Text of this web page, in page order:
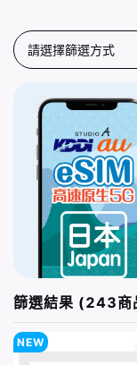
請選擇篩選方式
篩選結果 (243商
NEW